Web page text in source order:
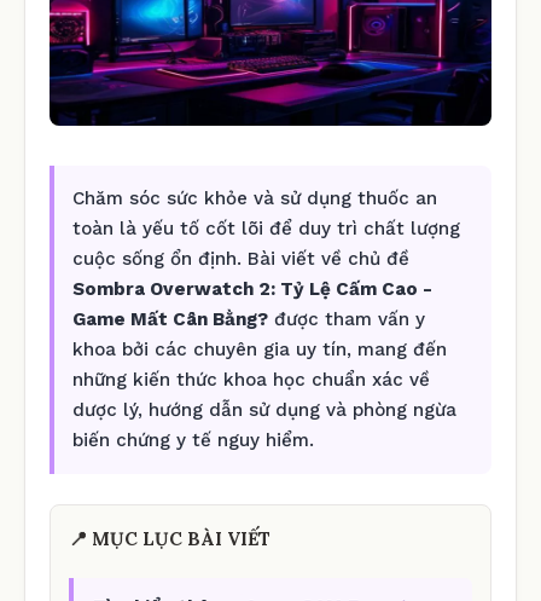
Chăm sóc sức khỏe và sử dụng thuốc an
toàn là yếu tố cốt lõi để duy trì chất lượng
cuộc sống ổn định. Bài viết về chủ đề
Sombra Overwatch 2: Tỷ Lệ Cấm Cao -
Game Mất Cân Bằng? được tham vấn y
khoa bởi các chuyên gia uy tín, mang đến
những kiến thức khoa học chuẩn xác về
dược lý, hướng dẫn sử dụng và phòng ngừa
biến chứng y tế nguy hiểm.
📍 MỤC LỤC BÀI VIẾT